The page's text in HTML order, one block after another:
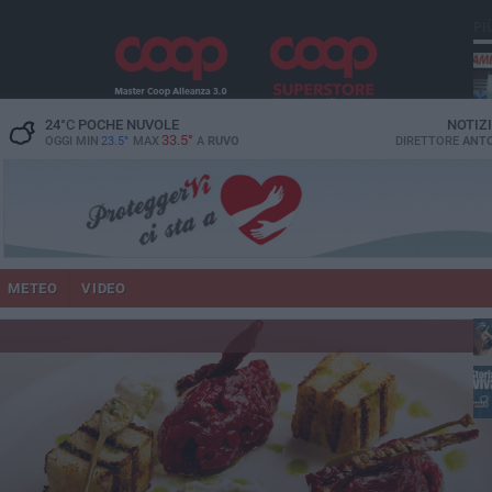
24°CPOCHE NUVOLE
OGGI MIN 23.5° MAX 33.5° A RUVO DIRETTORE
METEO VIDEO